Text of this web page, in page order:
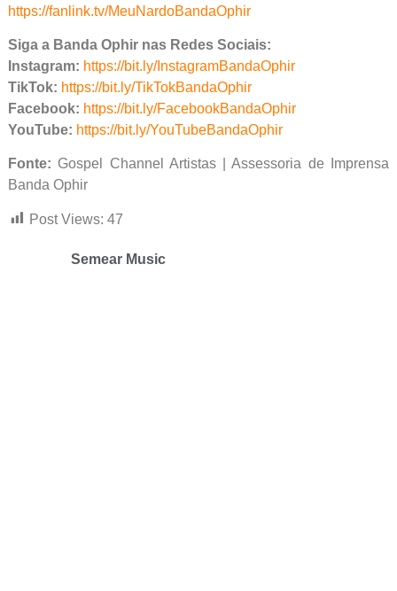
https://fanlink.tv/MeuNardoBandaOphir
Siga a Banda Ophir nas Redes Sociais:
Instagram: https://bit.ly/InstagramBandaOphir
TikTok: https://bit.ly/TikTokBandaOphir
Facebook: https://bit.ly/FacebookBandaOphir
YouTube: https://bit.ly/YouTubeBandaOphir
Fonte: Gospel Channel Artistas | Assessoria de Imprensa
Banda Ophir
Post Views: 47
Semear Music